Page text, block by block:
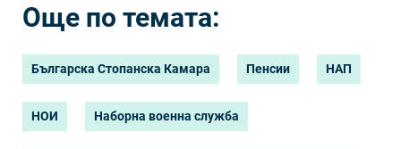
Още по темата:
Българска Стопанска Камара Пенсии НАП
НОИ Наборна военна служба